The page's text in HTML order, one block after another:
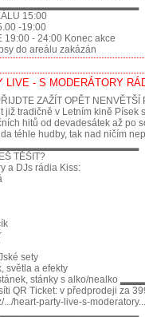
15:00
-19:00
19:00 - 24:00 Konec akce
do areálu zakázán
LIVE - S MODERÁTORY
ZAŽÍT OPĚT
již tradičně v Letním kině
hitů od devadesátek až po
téhle hudby, tak nad ničím
TĚŠIT?
a DJs rádia Kiss:
sety
světla a efekty
stánek, stánky s alko/
QR Ticket: v předprodeji za
.../heart-party-live-s-moderatory...